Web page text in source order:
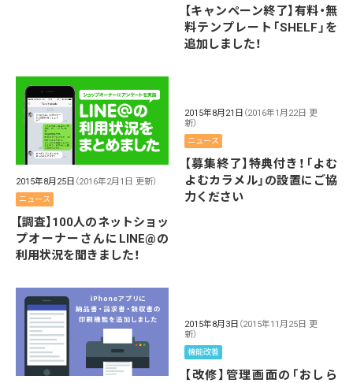
【キャンペーン終了】有料・無
料テンプレート「SHELF」を
追加しました！
2015年8月25日 （2016年2月1日 更新）
ニュース
【調査】100人のネットショッ
プオーナーさんにLINE@の
利用状況を聞きました！
2015年8月21日 （2016年1月22日 更
新）
ニュース
【募集終了】特典付き！「よむ
よむカラメル」の設置にご協
力ください
2015年8月3日 （2015年11月25日 更
新）
機能改善
【改修】管理画面の「おしら